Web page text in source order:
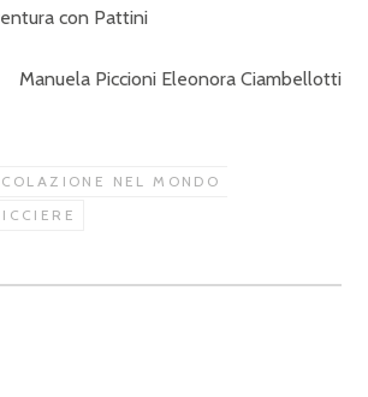
con Pattini
Manuela Piccioni Eleonora Ciambellotti
COLAZIONE NEL MONDO